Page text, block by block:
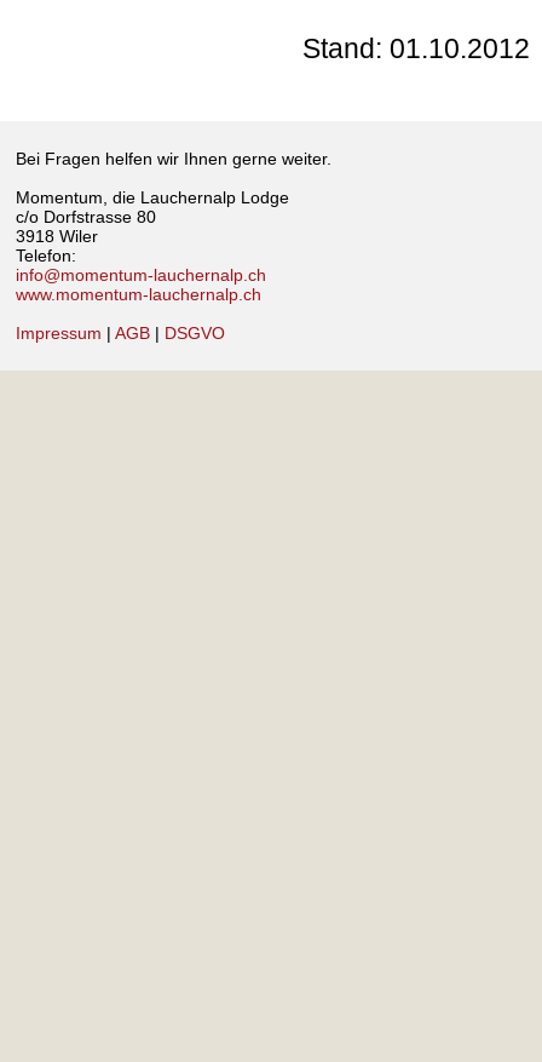
Stand: 01.10.2012
Bei Fragen helfen wir Ihnen gerne weiter.
Momentum, die Lauchernalp Lodge
c/o Dorfstrasse 80
3918 Wiler
Telefon:
info@momentum-lauchernalp.ch
www.momentum-lauchernalp.ch
Impressum | AGB | DSGVO